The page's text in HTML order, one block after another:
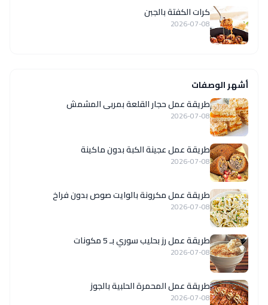
كرات الكفتة بالجبن
2026-07-08
أشهر الوصفات
طريقة عمل حجار القلعة بمربى المشمش
2026-07-08
طريقة عمل عجينة الكبة بدون ماكينة
2026-07-08
طريقة عمل مكرونة بالوايت صوص بدون فراخ
2026-07-08
طريقة عمل رز بحليب سوري بـ 5 مكونات
2026-07-08
طريقة عمل المحمرة الحلبية بالجوز
2026-07-08